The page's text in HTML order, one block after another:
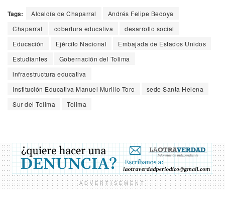
Tags: Alcaldía de Chaparral
Andrés Felipe Bedoya
Chaparral
cobertura educativa
desarrollo social
Educación
Ejército Nacional
Embajada de Estados Unidos
Estudiantes
Gobernación del Tolima
infraestructura educativa
Institución Educativa Manuel Murillo Toro
sede Santa Helena
Sur del Tolima
Tolima
ADVERTISEMENT